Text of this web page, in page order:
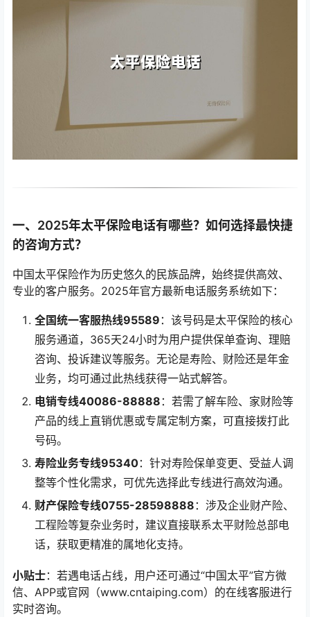
一、2025年太平保险电话有哪些？如何选择最快捷
的咨询方式？
中国太平保险作为历史悠久的民族品牌，始终提供高效、
专业的客户服务。2025年官方最新电话服务系统如下：
全国统一客服热线95589 ：该号码是太平保险的核心
服务通道，365天24小时为用户提供保单查询、理赔
咨询、投诉建议等服务。无论是寿险、财险还是年金
业务，均可通过此热线获得一站式解答。
电销专线40086-88888 ：若需了解车险、家财险等
产品的线上直销优惠或专属定制方案，可直接拨打此
号码。
寿险业务专线95340：针对寿险保单变更、受益人调
整等个性化需求，可优先选择此专线进行高效沟通。
财产保险专线0755-28598888 ：涉及企业财产险、
工程险等复杂业务时，建议直接联系太平财险总部电
话，获取更精准的属地化支持。
小贴士：若遇电话占线，用户还可通过“中国太平”官方微
信、APP或官网（www.cntaiping.com）的在线客服进行
实时咨询。